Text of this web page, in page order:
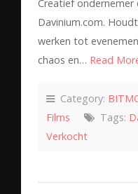
Creatief ondernemer
Davinium.com.
werken tot
chaos en… Read
Category:
Films
Tags:
Verkocht